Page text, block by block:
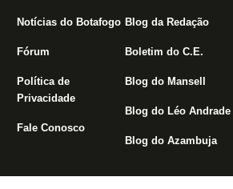
Notícias do Botafogo
Fórum
Política de
Privacidade
Fale Conosco
Blog da Redação
Boletim do C.E.
Blog do Mansell
Blog do Léo Andrade
Blog do Azambuja